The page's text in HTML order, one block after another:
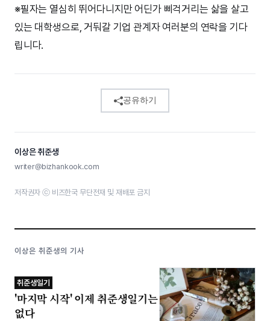
※필자는 열심히 뛰어다니지만 어딘가 삐걱거리는 삶을 살고
있는 대학생으로, 거둬갈 기업 관계자 여러분의 연락을 기다
립니다.
공유하기
이상은 취준생
writer@bizhankook.com
저작권자 ⓒ 비즈한국 무단전재 및 재배포 금지
이상은 취준생의 기사
취준생일기
'마지막 시작' 이제 취준생일기는
없다